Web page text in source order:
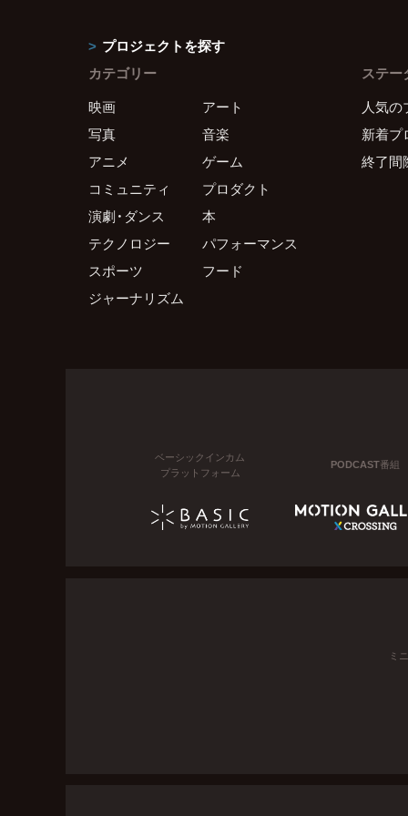
プロジェクトを探す
カテゴリー
映画
アート
写真
音楽
アニメ
ゲーム
コミュニティ
プロダクト
演劇・ダンス
本
テクノロジー
パフォーマンス
スポーツ
フード
ジャーナリズム
ステー
人気の
新着プ
終了間
ベーシックインカム
プラットフォーム
PODCAST番組
ミ